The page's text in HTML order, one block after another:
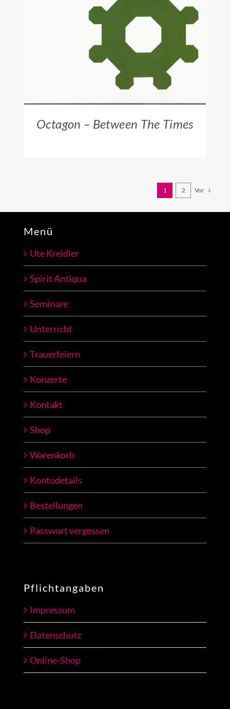
ZUM HÄNDLER
Octagon – Between The Times
1 2 Vor
Menü
Ute Kreidler
Spirit Antiqua
Seminare
Unterricht
Trauerfeiern
Konzerte
Kontakt
Shop
Warenkorb
Kontodetails
Bestellungen
Passwort vergessen
Pflichtangaben
Impressum
Datenschutz
Online-Shop